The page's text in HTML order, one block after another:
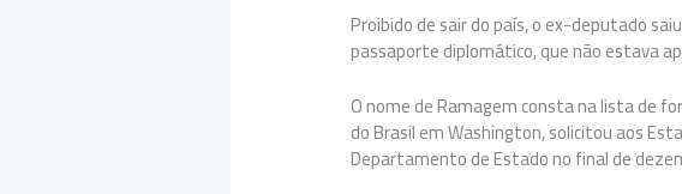
Proibido de sair do país, o ex-deputado
passaporte diplomático, que não estava
O nome de Ramagem consta na lista de
do Brasil em Washington, solicitou aos
Departamento de Estado no final de